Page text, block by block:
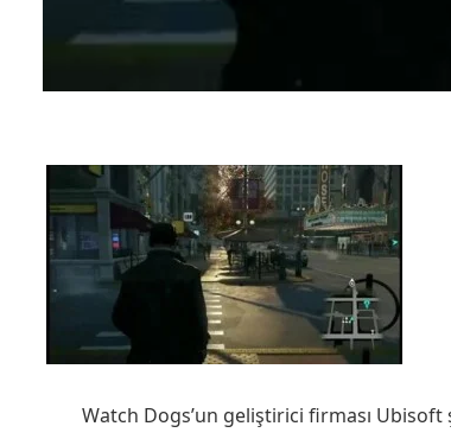
Watch Dogs’un geliştirici firması Ubisoft